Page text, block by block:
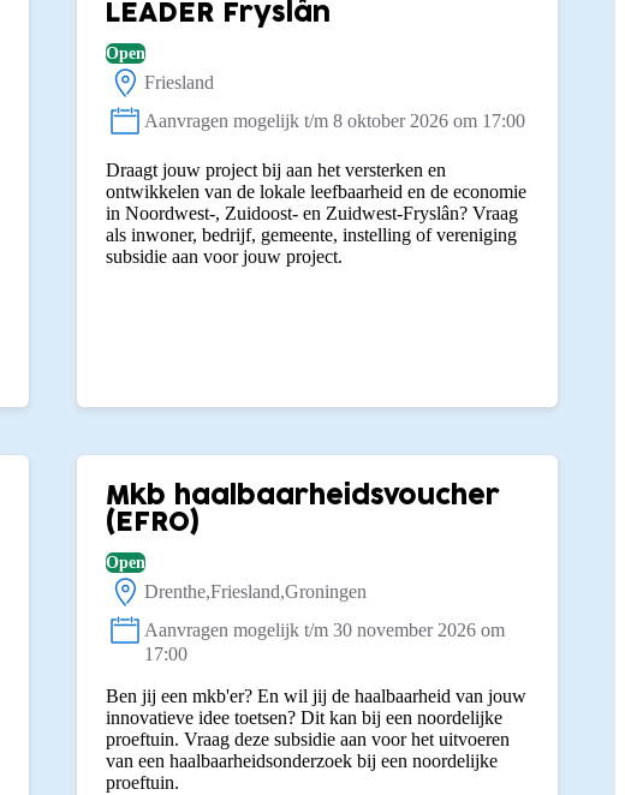
LEADER Fryslân
Open
Locatie:
Friesland
Status:
Aanvragen mogelijk t/m 8 oktober 2026 om 17:00
Draagt jouw project bij aan het versterken en
ontwikkelen van de lokale leefbaarheid en de economie
in Noordwest-, Zuidoost- en Zuidwest-Fryslân? Vraag
als inwoner, bedrijf, gemeente, instelling of vereniging
subsidie aan voor jouw project.
Mkb haalbaarheidsvoucher
(EFRO)
Open
Locatie:
Drenthe Friesland Groningen
Status:
Aanvragen mogelijk t/m 30 november 2026 om
17:00
Ben jij een mkb'er? En wil jij de haalbaarheid van jouw
innovatieve idee toetsen? Dit kan bij een noordelijke
proeftuin. Vraag deze subsidie aan voor het uitvoeren
van een haalbaarheidsonderzoek bij een noordelijke
proeftuin.